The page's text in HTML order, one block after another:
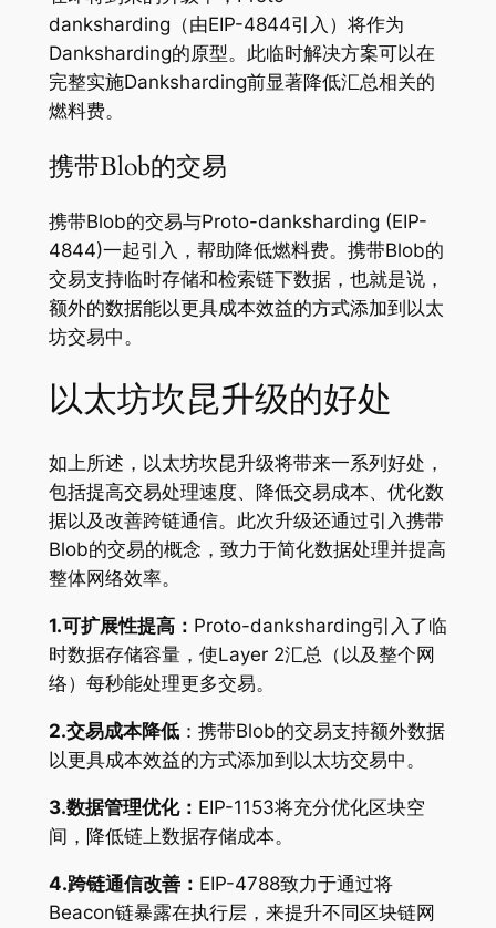
danksharding（由EIP-4844引入）将作为
Danksharding的原型。此临时解决方案可以在
完整实施Danksharding前显著降低汇总相关的
燃料费。
携带Blob的交易
携带Blob的交易与Proto-danksharding (EIP-
4844)一起引入，帮助降低燃料费。携带Blob的
交易支持临时存储和检索链下数据，也就是说，
额外的数据能以更具成本效益的方式添加到以太
坊交易中。
以太坊坎昆升级的好处
如上所述，以太坊坎昆升级将带来一系列好处，
包括提高交易处理速度、降低交易成本、优化数
据以及改善跨链通信。此次升级还通过引入携带
Blob的交易的概念，致力于简化数据处理并提高
整体网络效率。
1.可扩展性提高： Proto-danksharding引入了临
时数据存储容量，使Layer 2汇总（以及整个网
络）每秒能处理更多交易。
2.交易成本降低：携带Blob的交易支持额外数据
以更具成本效益的方式添加到以太坊交易中。
3.数据管理优化： EIP-1153将充分优化区块空
间，降低链上数据存储成本。
4.跨链通信改善： EIP-4788致力于通过将
Beacon链暴露在执行层，来提升不同区块链网